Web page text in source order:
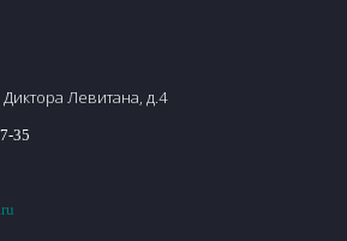
Левитана, д.4
35